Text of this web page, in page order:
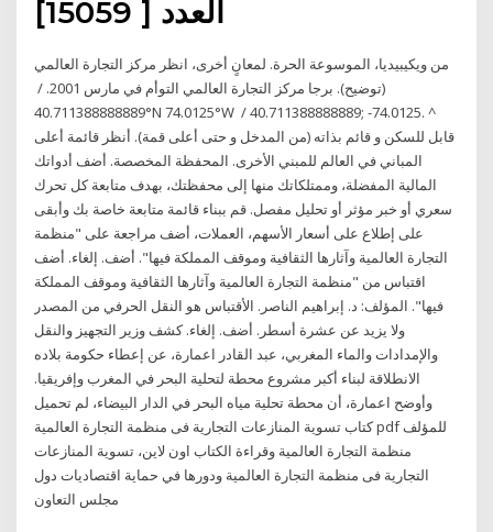
العدد [ 15059]
من ويكيبيديا، الموسوعة الحرة. لمعانٍ أخرى، انظر مركز التجارة العالمي
(توضيح). برجا مركز التجارة العالمي التوأم في مارس 2001. /
40.711388888889°N 74.0125°W / 40.711388888889; -74.0125. ^
قابل للسكن و قائم بذاته (من المدخل و حتى أعلى قمة). أنظر قائمة أعلى
المباني في العالم للمبني الأخرى. المحفظة المخصصة. أضف أدواتك
المالية المفضلة، وممتلكاتك منها إلى محفظتك، بهدف متابعة كل تحرك
سعري أو خبر مؤثر أو تحليل مفصل. قم ببناء قائمة متابعة خاصة بك وأبقى
على إطلاع على أسعار الأسهم، العملات، أضف مراجعة على "منظمة
التجارة العالمية وآثارها الثقافية وموقف المملكة فيها". أضف. إلغاء. أضف
اقتباس من "منظمة التجارة العالمية وآثارها الثقافية وموقف المملكة
فيها". المؤلف: د. إبراهيم الناصر. الأقتباس هو النقل الحرفي من المصدر
ولا يزيد عن عشرة أسطر. أضف. إلغاء. كشف وزير التجهيز والنقل
والإمدادات والماء المغربي، عبد القادر اعمارة، عن إعطاء حكومة بلاده
الانطلاقة لبناء أكبر مشروع محطة لتحلية البحر في المغرب وإفريقيا.
وأوضح اعمارة، أن محطة تحلية مياه البحر في الدار البيضاء، لم تحميل
كتاب تسوية المنازعات التجارية فى منظمة التجارة العالمية pdf للمؤلف
منظمة التجارة العالمية وقراءة الكتاب اون لاين، تسوية المنازعات
التجارية فى منظمة التجارة العالمية ودورها في حماية اقتصاديات دول
مجلس التعاون